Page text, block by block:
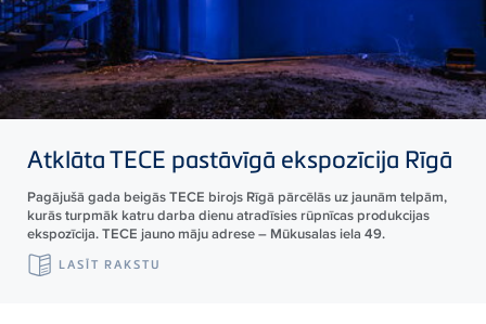
AtklātaTECE pastāvīgā ekspozīcija Rīgā
Pagājušā gada beigās TECE birojs Rīgā pārcēlās uz jaunām telpām,
kurās turpmāk katru darba dienu atradīsies rūpnīcas produkcijas
ekspozīcija. TECE jauno māju adrese – Mūkusalas iela 49.
LASĪT RAKSTU